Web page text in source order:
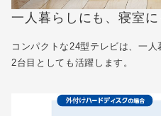
一人暮らしにも、寝室に
コンパクトな24型テレビは、一
2台目としても活躍します。